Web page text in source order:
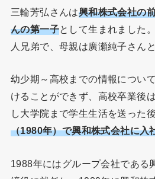
三輪芳弘さんは興和株式会社の
んの第一子として生まれました
人兄弟で、母親は廣瀬純子さん
幼少期～高校までの情報につい
けることができず、高校卒業後は
し大学院まで学生生活を送った
（1980年）で興和株式会社に入
1988年にはグループ会社である